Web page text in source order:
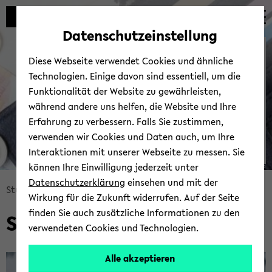
Automatische
vermeiden
zum
wechseln
zum
wechseln
zum
wechseln
Bread­
crumb
über­
sprin­
gen
Stu­die­ren­den­por­tal Stu­di­en­fi­nan­zie­rung
rie­re­frei
© ZAB - Uni­ver­si­tät Bie­le­feld
Stu­di­en­fi­nan­zie­rung
Datenschutzeinstellung
Diese Webseite verwendet Cookies und ähnliche
Technologien. Einige davon sind essentiell, um die
Funktionalität der Website zu gewährleisten,
während andere uns helfen, die Website und Ihre
Erfahrung zu verbessern. Falls Sie zustimmen,
verwenden wir Cookies und Daten auch, um Ihre
Interaktionen mit unserer Webseite zu messen. Sie
können Ihre Einwilligung jederzeit unter
Datenschutzerklärung einsehen und mit der
Wirkung für die Zukunft widerrufen. Auf der Seite
finden Sie auch zusätzliche Informationen zu den
verwendeten Cookies und Technologien.
Alle akzeptieren